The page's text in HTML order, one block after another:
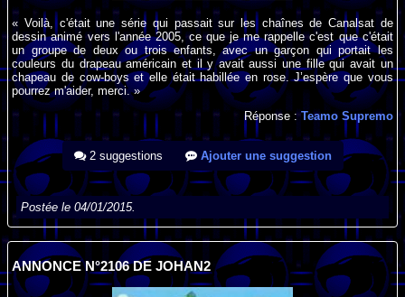
« Voilà, c'était une série qui passait sur les chaînes de Canalsat de
dessin animé vers l'année 2005, ce que je me rappelle c'est que c'était
un groupe de deux ou trois enfants, avec un garçon qui portait les
couleurs du drapeau américain et il y avait aussi une fille qui avait un
chapeau de cow-boys et elle était habillée en rose. J’espère que vous
pourrez m'aider, merci. »
Réponse :Teamo Supremo
2 suggestions Ajouter une suggestion
Postée le 04/01/2015.
ANNONCE N°2106 DE JOHAN2